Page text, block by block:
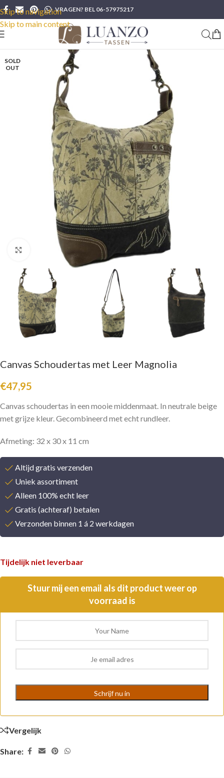
Skip to navigation
Skip to main content
VRAGEN? BEL 06-57975217
SOLD
OUT
Click to enlarge
Canvas Schoudertas met Leer Magnolia
€47,95
Canvas schoudertas in een mooie middenmaat. In neutrale beige
met grijze kleur. Gecombineerd met echt rundleer.
Afmeting: 32 x 30 x 11 cm
Altijd gratis verzenden
Uniek assortiment
Alleen 100% echt leer
Gratis (achteraf) betalen
Verzonden binnen 1 á 2 werkdagen
Tijdelijk niet leverbaar
Stuur mij een email als dit product weer op
voorraad is
Vergelijk
Share: